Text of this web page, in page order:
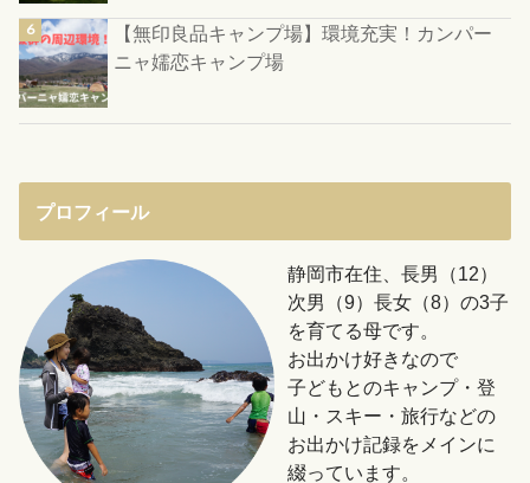
【無印良品キャンプ場】環境充実！カンパー
ニャ嬬恋キャンプ場
プロフィール
静岡市在住、長男（12）
次男（9）長女（8）の3子
を育てる母です。
お出かけ好きなので
子どもとのキャンプ・登
山・スキー・旅行などの
お出かけ記録をメインに
綴っています。